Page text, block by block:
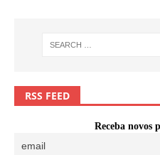
RSS FEED
Receba novos